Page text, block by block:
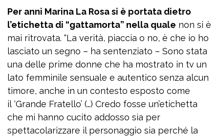
Per anni Marina La Rosa si è portata dietro
l’etichetta di “gattamorta” nella quale non si è
mai ritrovata. “La verità, piaccia o no, è che io ho
lasciato un segno – ha sentenziato – Sono stata
una delle prime donne che ha mostrato in tv un
lato femminile sensuale e autentico senza alcun
timore, anche in un contesto esposto come
il ‘Grande Fratello’ (…) Credo fosse un’etichetta
che mi hanno cucito addosso sia per
spettacolarizzare il personaggio sia perché la